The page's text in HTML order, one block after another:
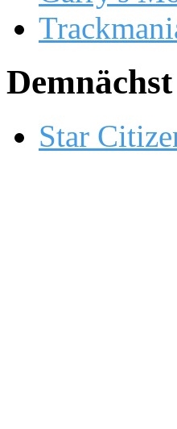
Star